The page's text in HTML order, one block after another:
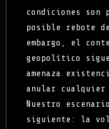
condiciones son
posible rebote
embargo, el
geopolítico
amenaza
anular
Nuestro
siguiente: la